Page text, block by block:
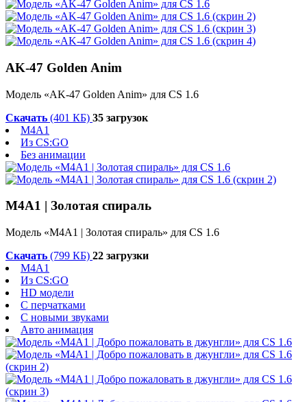
AK-47 Golden Anim
Модель «AK-47 Golden Anim» для CS 1.6
Скачать (401 КБ) 35 загрузок
M4A1
Из CS:GO
Без анимации
М4А1 | Золотая спираль
Модель «М4А1 | Золотая спираль» для CS 1.6
Скачать (799 КБ) 22 загрузки
M4A1
Из CS:GO
HD модели
С перчатками
С новыми звуками
Авто анимация